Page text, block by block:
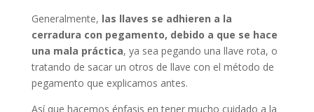
Generalmente, las llaves se adhieren a la
cerradura con pegamento, debido a que se hace
una mala práctica, ya sea pegando una llave rota, o
tratando de sacar un otros de llave con el método de
pegamento que explicamos antes.
Así que hacemos énfasis en tener mucho cuidado a la